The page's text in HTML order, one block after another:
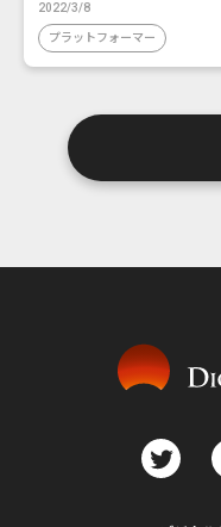
2022/3/8
プラットフォーマー